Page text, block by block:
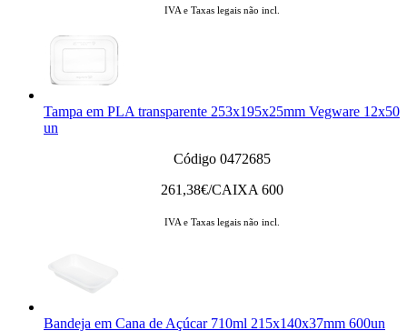
IVA e Taxas legais não incl.
Tampa em PLA transparente 253x195x25mm Vegware 12x50
un
Código 0472685
261,38€/CAIXA 600
IVA e Taxas legais não incl.
Bandeja em Cana de Açúcar 710ml 215x140x37mm 600un